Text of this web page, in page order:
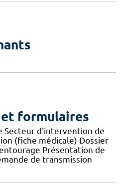
formulaires
Secteur d'intervention de
(fiche médicale) Dossier
Présentation de
de transmission